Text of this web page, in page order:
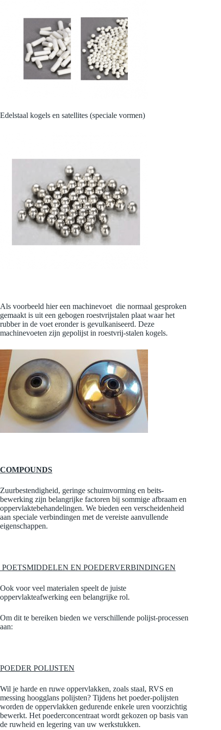
Edelstaal kogels en satellites (speciale vormen)
Als voorbeeld hier een machinevoet die normaal gesproken
gemaakt is uit een gebogen roestvrijstalen plaat waar het
rubber in de voet eronder is gevulkaniseerd. Deze
machinevoeten zijn gepolijst in roestvrij-stalen kogels.
COMPOUNDS
Zuurbestendigheid, geringe schuimvorming en beits-
bewerking zijn belangrijke factoren bij sommige afbraam en
oppervlaktebehandelingen. We bieden een verscheidenheid
aan speciale verbindingen met de vereiste aanvullende
eigenschappen.
POETSMIDDELEN EN POEDERVERBINDINGEN
Ook voor veel materialen speelt de juiste
oppervlakteafwerking een belangrijke rol.
Om dit te bereiken bieden we verschillende polijst-processen
aan:
POEDER POLIJSTEN
Wil je harde en ruwe oppervlakken, zoals staal, RVS en
messing hoogglans polijsten? Tijdens het poeder-polijsten
worden de oppervlakken gedurende enkele uren voorzichtig
bewerkt. Het poederconcentraat wordt gekozen op basis van
de ruwheid en legering van uw werkstukken.